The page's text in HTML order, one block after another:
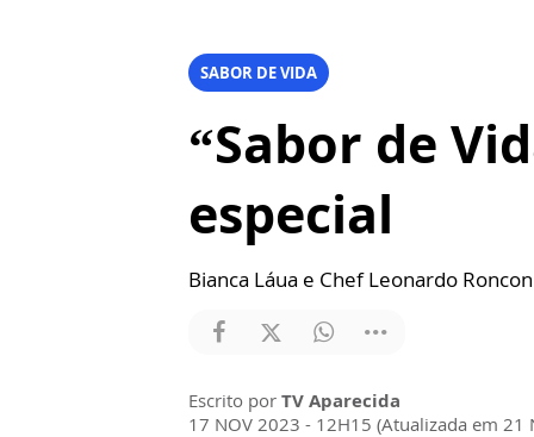
SABOR DE VIDA
“Sabor de
especial
Bianca Láua e Chef Leonardo
Escrito por TV Aparecida
17 NOV 2023 - 12H15 (Atualizada em 21